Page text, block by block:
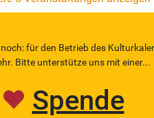
für den Betrieb des
Bitte unterstütze uns mit einer...
Spende